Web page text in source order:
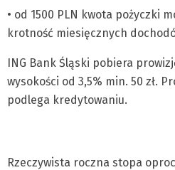
• od 1500 PLN kwota pożyczki
krotność miesięcznych
ING Bank Śląski pobiera
wysokości od 3,5% min. 50 zł.
podlega kredytowaniu.
Rzeczywista roczna stopa